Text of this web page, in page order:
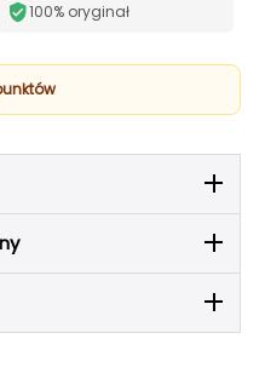
100% oryginał